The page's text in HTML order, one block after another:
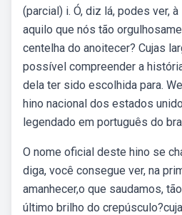
(parcial) i. Ó, diz lá, podes ver,
aquilo que nós tão
centelha do anoitecer? Cujas
possível compreender a
dela ter sido escolhida para.
hino nacional dos estados
legendado em português do
O nome oficial deste hino se
diga, você consegue ver, na
amanhecer,o que saudamos,
último brilho do